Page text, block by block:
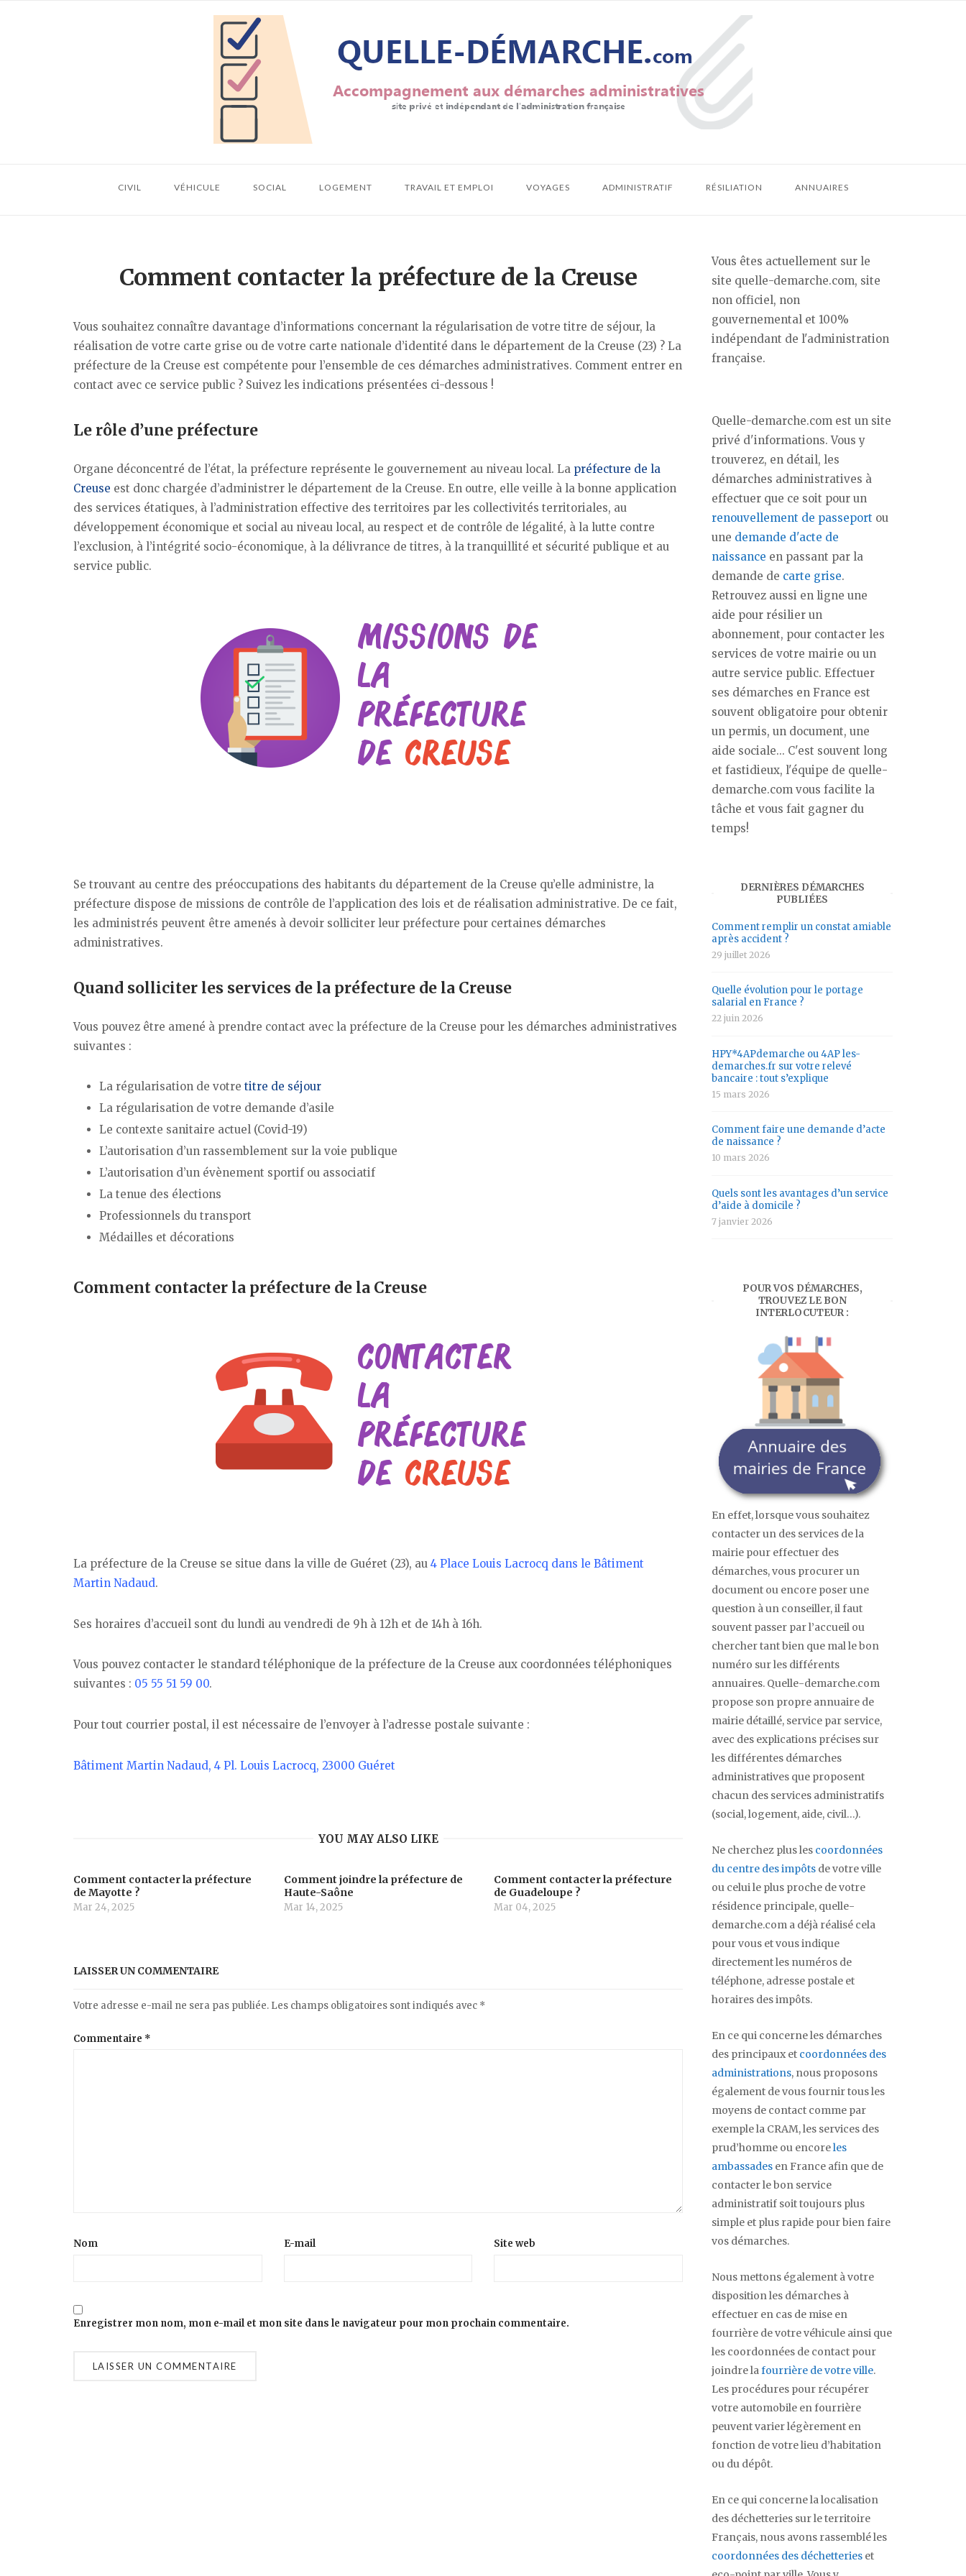
Home
CIVIL VÉHICULE SOCIAL LOGEMENT TRAVAIL ET EMPLOI VOYAGES ADMINISTRATIF RÉSILIATION ANNUAIRES
Comment contacter la préfecture de la Creuse
Vous souhaitez connaître davantage d’informations concernant la régularisation de votre titre de séjour, la
réalisation de votre carte grise ou de votre carte nationale d’identité dans le département de la Creuse (23) ? La
préfecture de la Creuse est compétente pour l’ensemble de ces démarches administratives. Comment entrer en
contact avec ce service public ? Suivez les indications présentées ci-dessous !
Le rôle d’une préfecture
Organe déconcentré de l’état, la préfecture représente le gouvernement au niveau local. La préfecture de la
Creuse est donc chargée d’administrer le département de la Creuse. En outre, elle veille à la bonne application
des services étatiques, à l’administration effective des territoires par les collectivités territoriales, au
développement économique et social au niveau local, au respect et de contrôle de légalité, à la lutte contre
l’exclusion, à l’intégrité socio-économique, à la délivrance de titres, à la tranquillité et sécurité publique et au
service public.
Se trouvant au centre des préoccupations des habitants du département de la Creuse qu’elle administre, la
préfecture dispose de missions de contrôle de l’application des lois et de réalisation administrative. De ce fait,
les administrés peuvent être amenés à devoir solliciter leur préfecture pour certaines démarches
administratives.
Quand solliciter les services de la préfecture de la Creuse
Vous pouvez être amené à prendre contact avec la préfecture de la Creuse pour les démarches administratives
suivantes :
La régularisation de votre titre de séjour
La régularisation de votre demande d’asile
Le contexte sanitaire actuel (Covid-19)
L’autorisation d’un rassemblement sur la voie publique
L’autorisation d’un évènement sportif ou associatif
La tenue des élections
Professionnels du transport
Médailles et décorations
Comment contacter la préfecture de la Creuse
La préfecture de la Creuse se situe dans la ville de Guéret (23), au 4 Place Louis Lacrocq dans le Bâtiment
Martin Nadaud.
Ses horaires d’accueil sont du lundi au vendredi de 9h à 12h et de 14h à 16h.
Vous pouvez contacter le standard téléphonique de la préfecture de la Creuse aux coordonnées téléphoniques
suivantes : 05 55 51 59 00.
Pour tout courrier postal, il est nécessaire de l’envoyer à l’adresse postale suivante :
Bâtiment Martin Nadaud, 4 Pl. Louis Lacrocq, 23000 Guéret
YOU MAY ALSO LIKE
Comment contacter la préfecture
de Mayotte ?
Mar 24, 2025
Comment joindre la préfecture de
Haute-Saône
Mar 14, 2025
Comment contacter la préfecture
de Guadeloupe ?
Mar 04, 2025
LAISSER UN COMMENTAIRE
Votre adresse e-mail ne sera pas publiée. Les champs obligatoires sont indiqués avec *
Commentaire *
Nom E-mail Site web
Enregistrer mon nom, mon e-mail et mon site dans le navigateur pour mon prochain commentaire.
Vous êtes actuellement sur le
site quelle-demarche.com, site
non officiel, non
gouvernemental et 100%
indépendant de l'administration
française.
Quelle-demarche.com est un site
privé d'informations. Vous y
trouverez, en détail, les
démarches administratives à
effectuer que ce soit pour un
renouvellement de passeport ou
une demande d'acte de
naissance en passant par la
demande de carte grise.
Retrouvez aussi en ligne une
aide pour résilier un
abonnement, pour contacter les
services de votre mairie ou un
autre service public. Effectuer
ses démarches en France est
souvent obligatoire pour obtenir
un permis, un document, une
aide sociale... C'est souvent long
et fastidieux, l'équipe de quelle-
demarche.com vous facilite la
tâche et vous fait gagner du
temps!
DERNIÈRES DÉMARCHES
PUBLIÉES
Comment remplir un constat amiable
après accident ?
29 juillet 2026
Quelle évolution pour le portage
salarial en France ?
22 juin 2026
HPY*4APdemarche ou 4AP les-
demarches.fr sur votre relevé
bancaire : tout s’explique
15 mars 2026
Comment faire une demande d’acte
de naissance ?
10 mars 2026
Quels sont les avantages d’un service
d’aide à domicile ?
7 janvier 2026
POUR VOS DÉMARCHES,
TROUVEZ LE BON
INTERLOCUTEUR :
En effet, lorsque vous souhaitez
contacter un des services de la
mairie pour effectuer des
démarches, vous procurer un
document ou encore poser une
question à un conseiller, il faut
souvent passer par l’accueil ou
chercher tant bien que mal le bon
numéro sur les différents
annuaires. Quelle-demarche.com
propose son propre annuaire de
mairie détaillé, service par service,
avec des explications précises sur
les différentes démarches
administratives que proposent
chacun des services administratifs
(social, logement, aide, civil…).
Ne cherchez plus les coordonnées
du centre des impôts de votre ville
ou celui le plus proche de votre
résidence principale, quelle-
demarche.com a déjà réalisé cela
pour vous et vous indique
directement les numéros de
téléphone, adresse postale et
horaires des impôts.
En ce qui concerne les démarches
des principaux et coordonnées des
administrations, nous proposons
également de vous fournir tous les
moyens de contact comme par
exemple la CRAM, les services des
prud’homme ou encoreles
ambassades en France afin que de
contacter le bon service
administratif soit toujours plus
simple et plus rapide pour bien faire
vos démarches.
Nous mettons également à votre
disposition les démarches à
effectuer en cas de mise en
fourrière de votre véhicule ainsi que
les coordonnées de contact pour
joindre lafourrière de votre ville.
Les procédures pour récupérer
votre automobile en fourrière
peuvent varier légèrement en
fonction de votre lieu d’habitation
ou du dépôt.
En ce qui concerne la localisation
des déchetteries sur le territoire
Français, nous avons rassemblé les
coordonnées des déchetteries et